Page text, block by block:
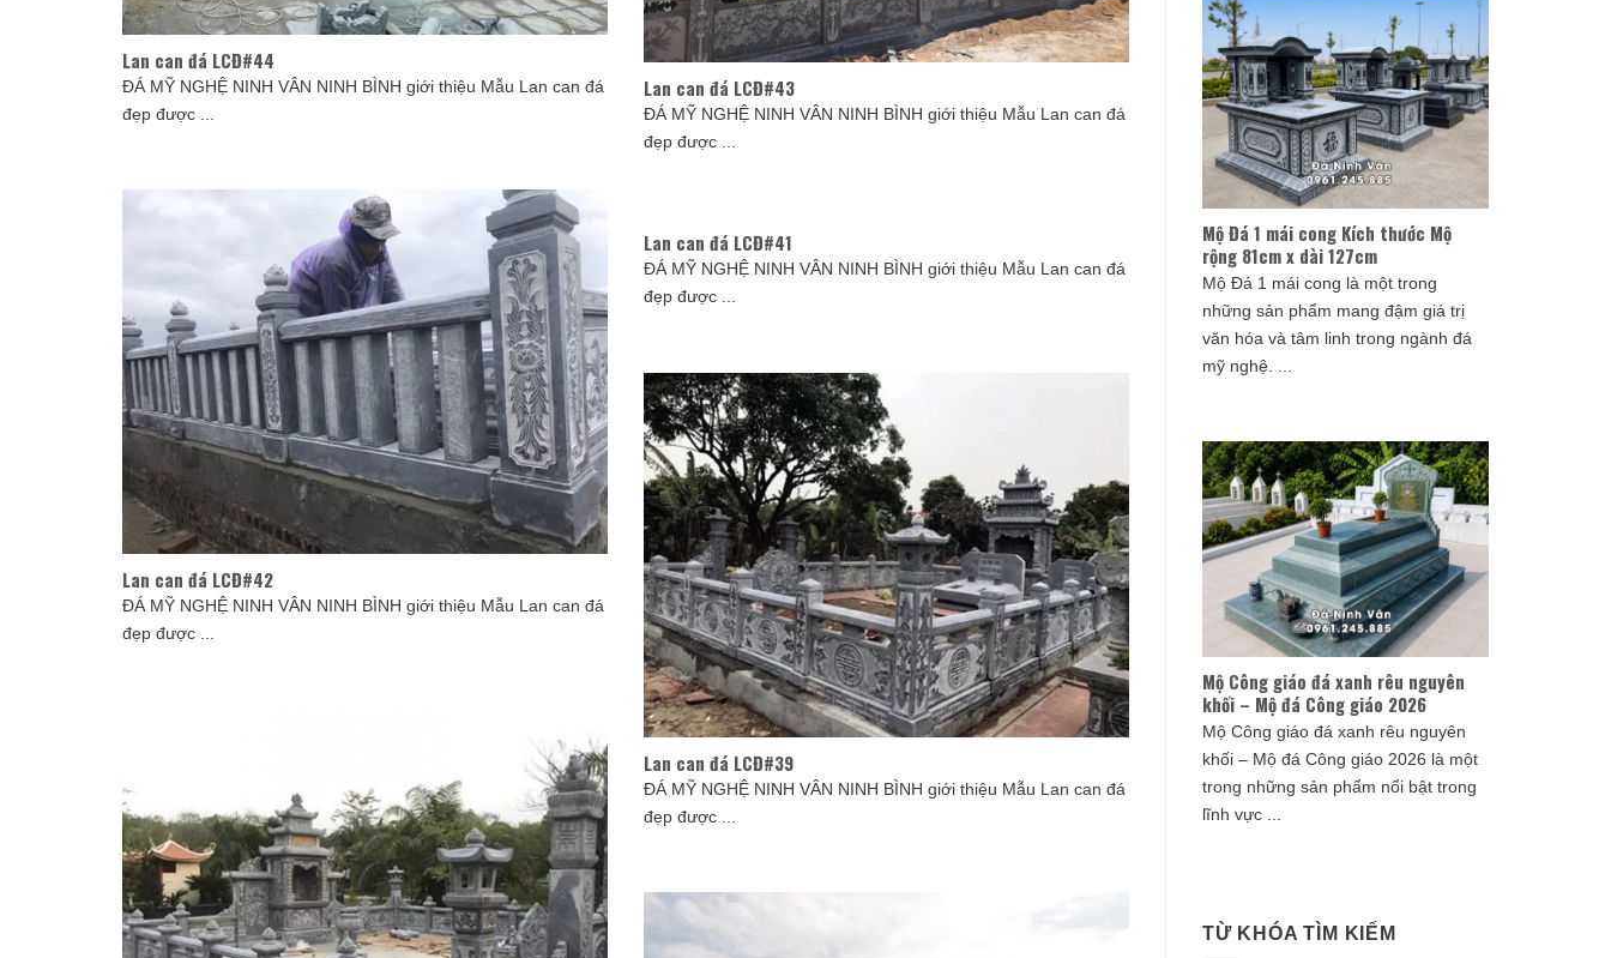
Lan can đá LCĐ#44
ĐÁ MỸ NGHỆ NINH VÂN NINH BÌNH giới thiệu Mẫu Lan can đá
đẹp được ...
Lan can đá LCĐ#43
ĐÁ MỸ NGHỆ NINH VÂN NINH BÌNH giới thiệu Mẫu Lan can đá
đẹp được ...
Lan can đá LCĐ#42
ĐÁ MỸ NGHỆ NINH VÂN NINH BÌNH giới thiệu Mẫu Lan can đá
đẹp được ...
Lan can đá LCĐ#41
ĐÁ MỸ NGHỆ NINH VÂN NINH BÌNH giới thiệu Mẫu Lan can đá
đẹp được ...
Lan can đá LCĐ#39
ĐÁ MỸ NGHỆ NINH VÂN NINH BÌNH giới thiệu Mẫu Lan can đá
đẹp được ...
Mộ Đá 1 mái cong Kích thước Mộ
rộng 81cm x dài 127cm
Mộ Đá 1 mái cong là một trong
những sản phẩm mang đậm giá trị
văn hóa và tâm linh trong ngành đá
mỹ nghệ. ...
Mộ Công giáo đá xanh rêu nguyên
khối – Mộ đá Công giáo 2026
Mộ Công giáo đá xanh rêu nguyên
khối – Mộ đá Công giáo 2026 là một
trong những sản phẩm nổi bật trong
lĩnh vực ...
TỪ KHÓA TÌM KIẾM